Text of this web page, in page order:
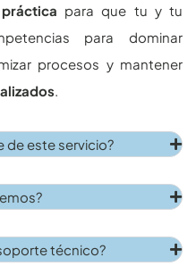
para que tu y tu
para dominar
procesos y mantener
.
de este servicio?
técnico?